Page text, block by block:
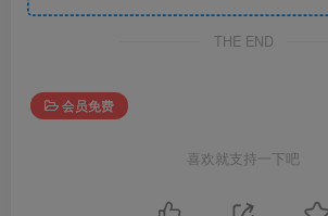
THE END
会员免费
喜欢就支持一下吧